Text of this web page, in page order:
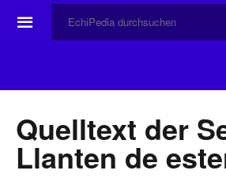
☰
Quelltext der
Llanten de